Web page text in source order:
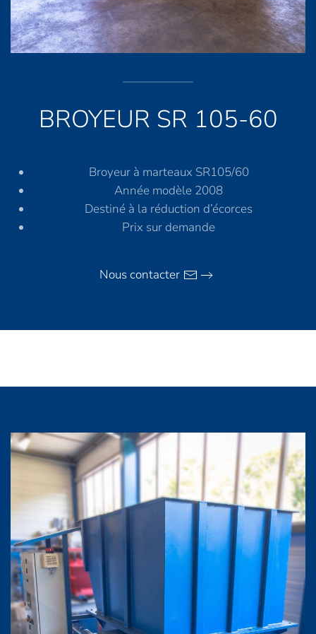
BROYEUR SR 105-60
Broyeur à marteaux SR105/60
Année modèle 2008
Destiné à la réduction d’écorces
Prix sur demande
Nous contacter